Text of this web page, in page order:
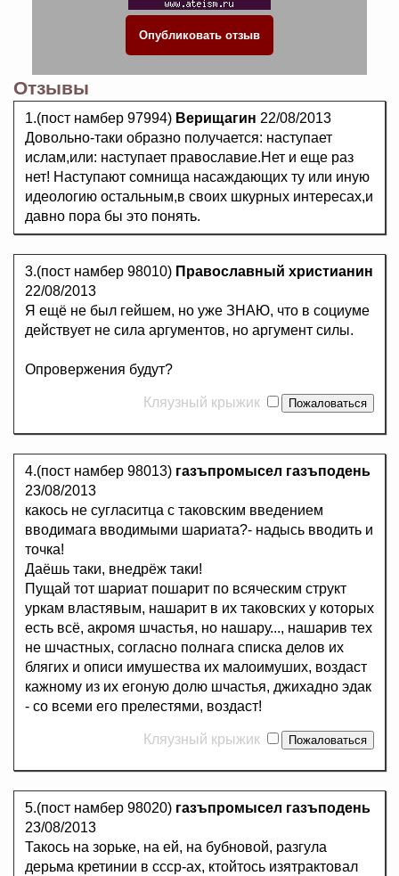
Отзывы
1.(пост намбер 97994) Верищагин 22/08/2013
Довольно-таки образно получается: наступает
ислам,или: наступает православие.Нет и еще раз
нет! Наступают сомнища насаждающих ту или иную
идеологию остальным,в своих шкурных интересах,и
давно пора бы это понять.
3.(пост намбер 98010) Православный христианин
22/08/2013
Я ещё не был гейшем, но уже ЗНАЮ, что в социуме
действует не сила аргументов, но аргумент силы.
Опровержения будут?
Кляузный крыжик
4.(пост намбер 98013) газъпромысел газъподень
23/08/2013
какось не сугласитца с таковским введением
вводимага вводимыми шариата?- надысь вводить и
точка!
Даёшь таки, внедрёж таки!
Пущай тот шариат пошарит по всяческим структ
уркам властявым, нашарит в их таковских у которых
есть всё, акромя шчастья, но нашару..., нашарив тех
не шчастных, согласно полнага списка делов их
блягих и описи имушества их малоимуших, воздаст
кажному из их егоную долю шчастья, джихадно эдак
- со всеми его прелестями, воздаст!
Кляузный крыжик
5.(пост намбер 98020) газъпромысел газъподень
23/08/2013
Такось на зорьке, на ей, на бубновой, разгула
дерьма кретинии в ссср-ах, ктойтось изятрактовал